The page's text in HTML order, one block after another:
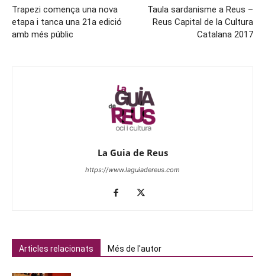
Trapezi comença una nova
etapa i tanca una 21a edició
amb més públic
Taula sardanisme a Reus –
Reus Capital de la Cultura
Catalana 2017
La Guia de Reus
https://www.laguiadereus.com
Articles relacionats Més de l'autor